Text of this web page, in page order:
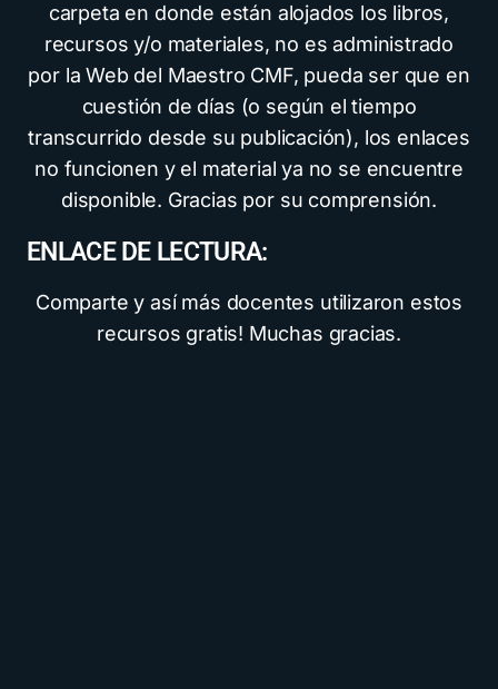
carpeta en donde están alojados los libros,
recursos y/o materiales, no es administrado
por la Web del Maestro CMF, pueda ser que en
cuestión de días (o según el tiempo
transcurrido desde su publicación), los enlaces
no funcionen y el material ya no se encuentre
disponible. Gracias por su comprensión.
ENLACE DE LECTURA:
Comparte y así más docentes utilizaron estos
recursos gratis! Muchas gracias.